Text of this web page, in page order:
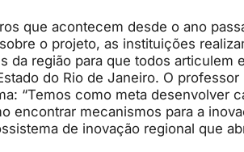
que acontecem desde o ano
o projeto, as instituições
da região para que todos
do Rio de Janeiro. O
“Temos como meta desenvolver
encontrar mecanismos para a
de inovação regional que